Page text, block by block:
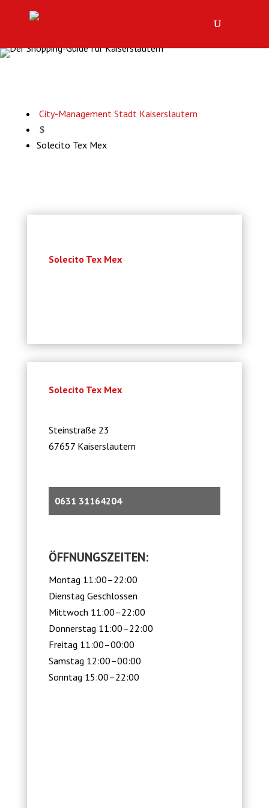
City-Management Stadt Kaiserslautern
$
Solecito Tex Mex
Solecito Tex Mex
Solecito Tex Mex
Steinstraße 23
67657 Kaiserslautern
0631 31164204
ÖFFNUNGSZEITEN:
Montag 11:00–22:00
Dienstag Geschlossen
Mittwoch 11:00–22:00
Donnerstag 11:00–22:00
Freitag 11:00–00:00
Samstag 12:00–00:00
Sonntag 15:00–22:00